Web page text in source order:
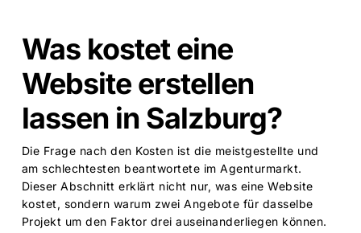
Was kostet eine
Website erstellen
lassen in Salzburg?
Die Frage nach den Kosten ist die meistgestellte und
am schlechtesten beantwortete im Agenturmarkt.
Dieser Abschnitt erklärt nicht nur, was eine Website
kostet, sondern warum zwei Angebote für dasselbe
Projekt um den Faktor drei auseinanderliegen können.